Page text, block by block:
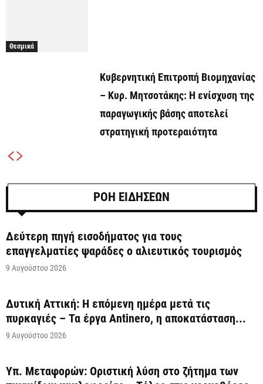
Θεσμικά
Κυβερνητική Επιτροπή Βιομηχανίας
– Κυρ. Μητσοτάκης: Η ενίσχυση της
παραγωγικής βάσης αποτελεί
στρατηγική προτεραιότητα
ΡΟΗ ΕΙΔΗΣΕΩΝ
Δεύτερη πηγή εισοδήματος για τους
επαγγελματίες ψαράδες ο αλιευτικός τουρισμός
9 Αυγούστου 2026
Δυτική Αττική: Η επόμενη ημέρα μετά τις
πυρκαγιές – Τα έργα Antinero, η αποκατάσταση...
9 Αυγούστου 2026
Υπ. Μεταφορών: Οριστική λύση στο ζήτημα των